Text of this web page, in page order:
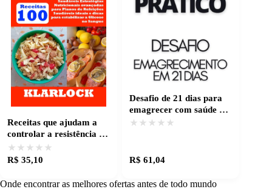
Receitas que ajudam a
controlar a resistência à
insulina
★★★★★
★★★★★
R$ 35,10
Desafio de 21 dias para
emagrecer com saúde e
sabor
★★★★★
★★★★★
R$ 61,04
Onde encontrar as melhores ofertas antes de todo mundo